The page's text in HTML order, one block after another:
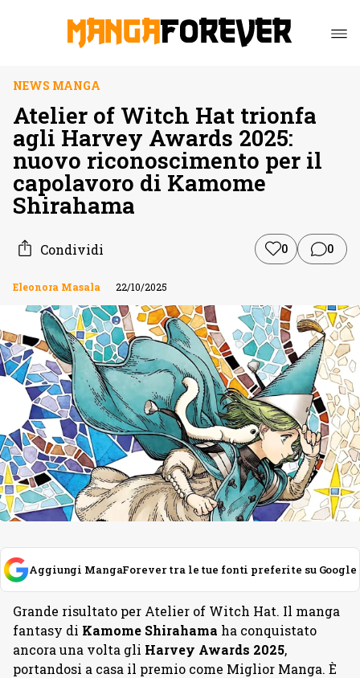
NEWS MANGA
Atelier of Witch Hat trionfa
agli Harvey Awards 2025:
nuovo riconoscimento per il
capolavoro di Kamome
Shirahama
Condividi 0 0
Eleonora Masala 22/10/2025
Aggiungi MangaForever tra le tue fonti preferite su Google
Grande risultato per Atelier of Witch Hat. Il manga
fantasy di Kamome Shirahama ha conquistato
ancora una volta gli Harvey Awards 2025,
portandosi a casa il premio come Miglior Manga. È